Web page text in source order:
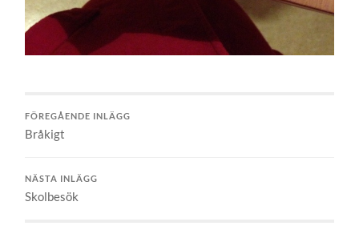
FÖREGÅENDE INLÄGG
Bråkigt
NÄSTA INLÄGG
Skolbesök